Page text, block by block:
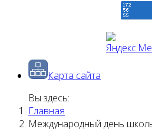
Карта сайта
Вы здесь:
Главная
Международный день